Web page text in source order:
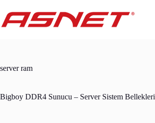
content
server ram
Bigboy DDR4 Sunucu – Server Sistem Bellekleri